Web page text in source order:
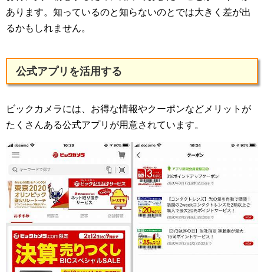
あります。知っているのと知らないのとでは大きく差が出
るかもしれません。
公式アプリを活用する
ビックカメラには、お得な情報やクーポンなどメリットが
たくさんある公式アプリが用意されています。